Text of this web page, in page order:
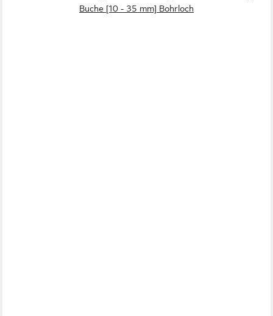
Buche [10 - 35 mm] Bohrloch